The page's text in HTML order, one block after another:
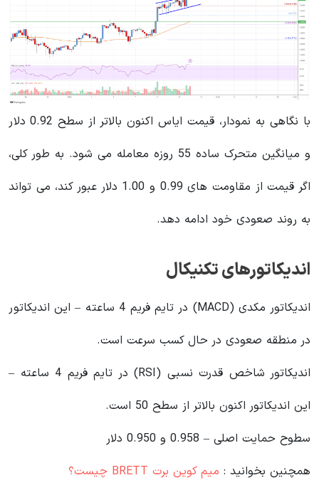
با نگاهی به نمودار، قیمت ایاس اکنون بالاتر از سطح 0.92 دلار
و میانگین متحرک ساده 55 روزه معامله می شود. به طور کلی،
اگر قیمت از مقاومت های 0.99 و 1.00 دلار عبور کند، می تواند
به روند صعودی خود ادامه دهد.
اندیکاتورهای تکنیکال
اندیکاتور مکدی (MACD) در تایم فریم 4 ساعته – این اندیکاتور
در منطقه صعودی در حال کسب سرعت است.
اندیکاتور شاخص قدرت نسبی (RSI) در تایم فریم 4 ساعته –
این اندیکاتور اکنون بالاتر از سطح 50 است.
سطوح حمایت اصلی – 0.958 و 0.950 دلار
همچنین بخوانید : میم کوین برت BRETT چیست؟